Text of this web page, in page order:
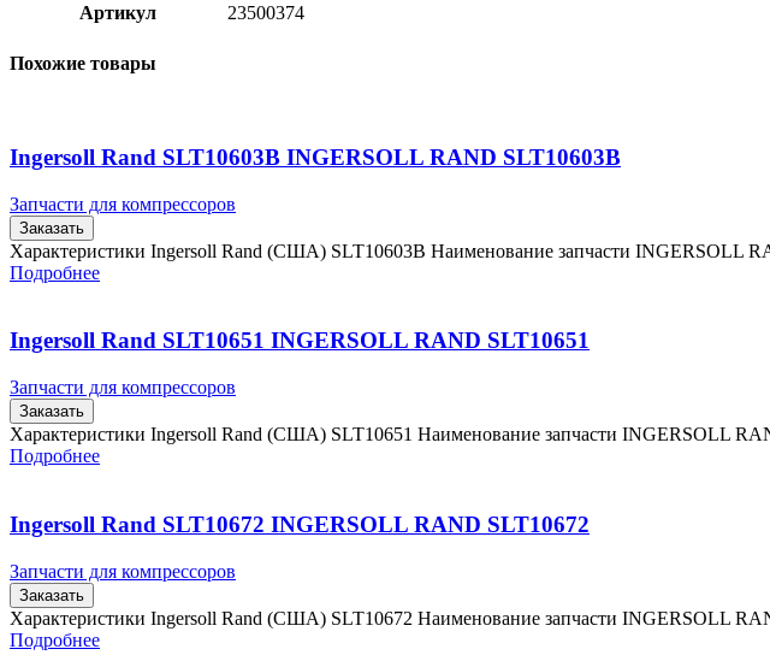
Артикул
23500374
Похожие товары
Ingersoll Rand SLT10603B INGERSOLL RAND SLT10603B
Запчасти для компрессоров
Заказать
Характеристики Ingersoll Rand (США) SLT10603B Наименование запчасти INGERSOLL
Подробнее
Ingersoll Rand SLT10651 INGERSOLL RAND SLT10651
Запчасти для компрессоров
Заказать
Характеристики Ingersoll Rand (США) SLT10651 Наименование запчасти INGERSOLL
Подробнее
Ingersoll Rand SLT10672 INGERSOLL RAND SLT10672
Запчасти для компрессоров
Заказать
Характеристики Ingersoll Rand (США) SLT10672 Наименование запчасти INGERSOLL
Подробнее